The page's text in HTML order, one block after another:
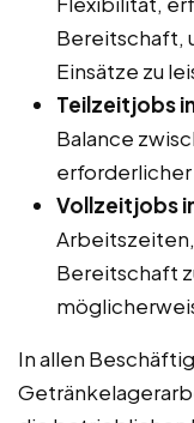
Bereitschaft,
Einsätze zu
Teilzeitjobs
Balance
Vollzeitjobs
Bereitschaft
In allen